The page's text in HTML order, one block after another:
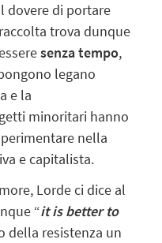
dovere di portare
trova dunque
senza tempo,
legano
e la
minoritari hanno
nella
e capitalista.
Lorde ci dice al
“it is better to
della resistenza un